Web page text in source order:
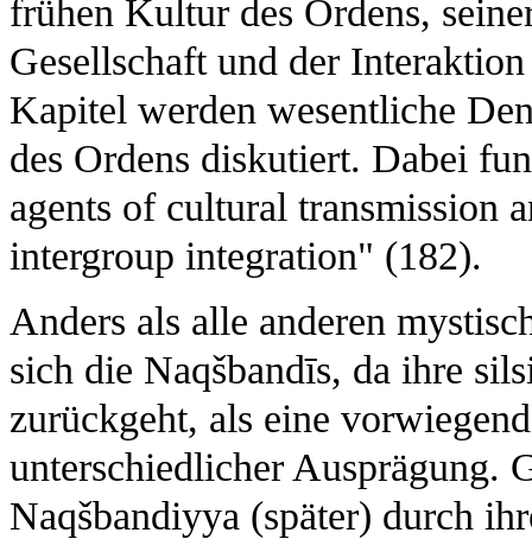
frühen Kultur des Ordens,
Gesellschaft und der
Kapitel werden wesentliche
des Ordens diskutiert. Dabei
agents of cultural transmission
intergroup integration" (182).
Anders als alle anderen
sich die Naqšbandīs, da ihre
zurückgeht, als eine
unterschiedlicher Ausprägung.
Naqšbandiyya (später) durch